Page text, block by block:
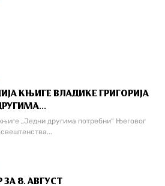
КЊИГЕ ВЛАДИКЕ ГРИГОРИЈА
„Једни другима потребни“ Његовог
8. АВГУСТ